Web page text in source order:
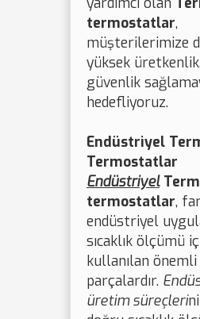
termostatlar,
müşterilerimize
yüksek
güvenlik
hedefliyoruz.
Endüstriyel
Termostatlar
Endüstriyel
termostatlar,
endüstriyel
sıcaklık ölçümü
kullanılan önemli
parçalardır.
üretim süreçleri